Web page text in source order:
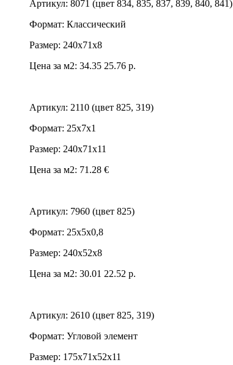
Артикул: 8071 (цвет 834, 835, 837, 839, 840, 841)
Формат: Классический
Размер: 240х71х8
Цена за м2: 34.35 25.76 р.
Артикул: 2110 (цвет 825, 319)
Формат: 25х7х1
Размер: 240х71х11
Цена за м2: 71.28 €
Артикул: 7960 (цвет 825)
Формат: 25х5х0,8
Размер: 240х52х8
Цена за м2: 30.01 22.52 р.
Артикул: 2610 (цвет 825, 319)
Формат: Угловой элемент
Размер: 175х71х52х11